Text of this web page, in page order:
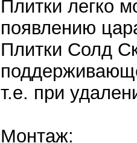
Плитки легко
появлению
Плитки Солд
т.е. при
Монтаж: